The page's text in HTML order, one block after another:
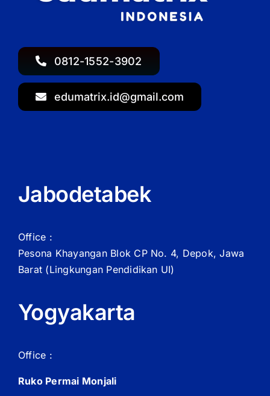
0812-1552-3902
edumatrix.id@gmail.com
Jabodetabek
Office :
Pesona Khayangan Blok CP No. 4, Depok, Jawa
Barat (Lingkungan Pendidikan UI)
Yogyakarta
Office :
Ruko Permai Monjali